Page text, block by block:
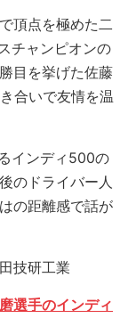
頂点を極めた二
チャンピオンの
目を挙げた佐藤
合いで友情を温
インディ500の
のドライバー人
の距離感で話が
技研工業
選手のインディ